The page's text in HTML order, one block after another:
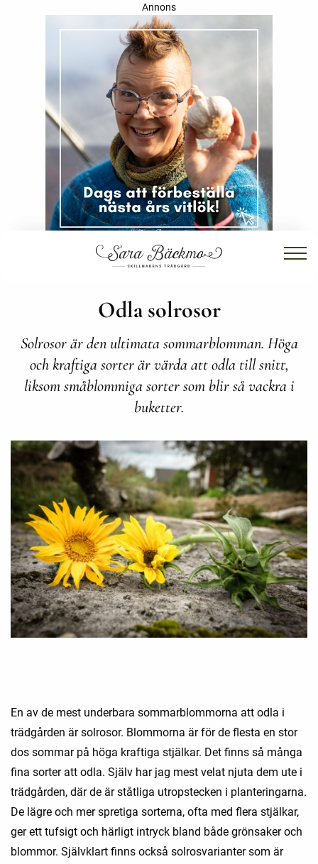
Annons
Odla solrosor
Solrosor är den ultimata sommarblomman. Höga
och kraftiga sorter är värda att odla till snitt,
liksom småblommiga sorter som blir så vackra i
buketter.
En av de mest underbara sommarblommorna att odla i
trädgården är solrosor. Blommorna är för de flesta en stor
dos sommar på höga kraftiga stjälkar. Det finns så många
fina sorter att odla. Själv har jag mest velat njuta dem ute i
trädgården, där de är ståtliga utropstecken i planteringarna.
De lägre och mer spretiga sorterna, ofta med flera stjälkar,
ger ett tufsigt och härligt intryck bland både grönsaker och
blommor. Självklart finns också solrosvarianter som är